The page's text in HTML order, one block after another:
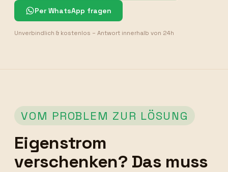
Per WhatsApp fragen
Unverbindlich & kostenlos – Antwort innerhalb von 24h
VOM PROBLEM ZUR LÖSUNG
Eigenstrom
verschenken? Das muss